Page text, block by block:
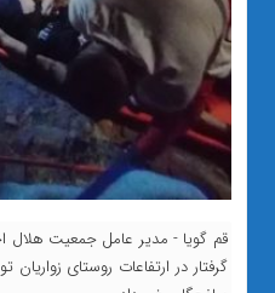
قم گویا - مدیر عامل جمعیت هلال
گرفتار در ارتفاعات روستای